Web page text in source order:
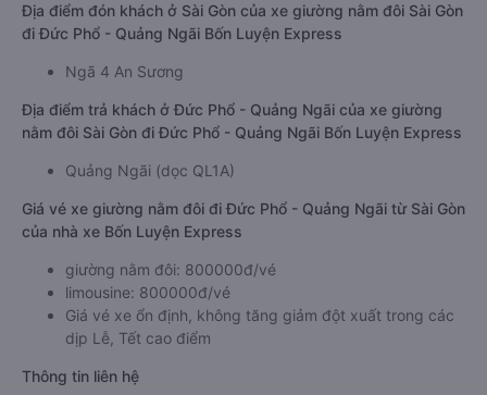
Địa điểm đón khách ở Sài Gòn của xe giường nằm đôi Sài Gòn
đi Đức Phổ - Quảng Ngãi Bốn Luyện Express
Ngã 4 An Sương
Địa điểm trả khách ở Đức Phổ - Quảng Ngãi của xe giường
nằm đôi Sài Gòn đi Đức Phổ - Quảng Ngãi Bốn Luyện Express
Quảng Ngãi (dọc QL1A)
Giá vé xe giường nằm đôi đi Đức Phổ - Quảng Ngãi từ Sài Gòn
của nhà xe Bốn Luyện Express
giường nằm đôi: 800000đ/vé
limousine: 800000đ/vé
Giá vé xe ổn định, không tăng giảm đột xuất trong các
dịp Lễ, Tết cao điểm
Thông tin liên hệ